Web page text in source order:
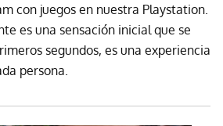
con juegos en nuestra Playstation.
es una sensación inicial que se
segundos, es una experiencia
persona.